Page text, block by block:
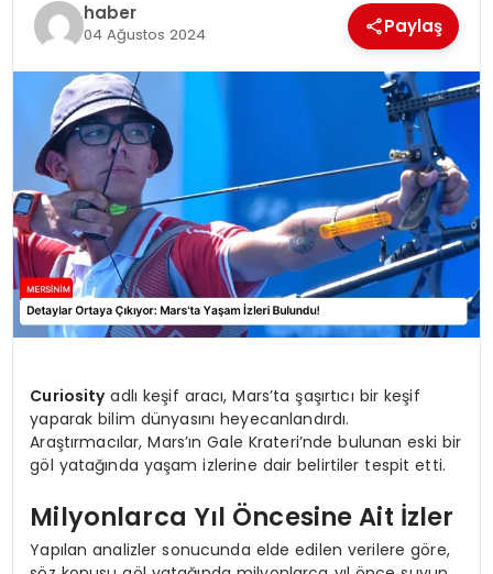
OTOMOBIL
haber
04 Ağustos 2024 Paylaş
Curiosityadlı keşif aracı, Mars’ta şaşırtıcı bir keşif
yaparak bilim dünyasını heyecanlandırdı.
Araştırmacılar, Mars’ın Gale Krateri’nde bulunan eski bir
göl yatağında yaşam izlerine dair belirtiler tespit etti.
Milyonlarca Yıl Öncesine Ait İzler
Yapılan analizler sonucunda elde edilen verilere göre,